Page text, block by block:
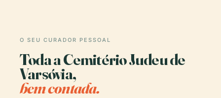
O SEU CURADOR PESSOAL
Toda a Cemitério Judeu de
Varsóvia,
bem contada.